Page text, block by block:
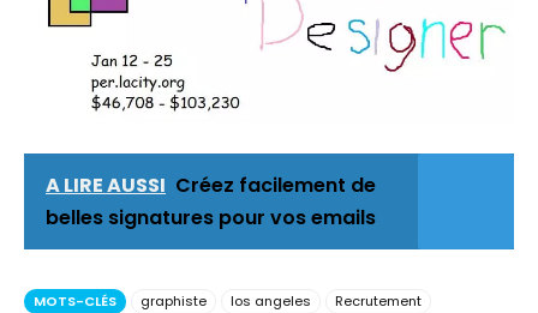
A LIRE AUSSI Créez facilement de
belles signatures pour vos emails
MOTS-CLÉS graphiste los angeles Recrutement